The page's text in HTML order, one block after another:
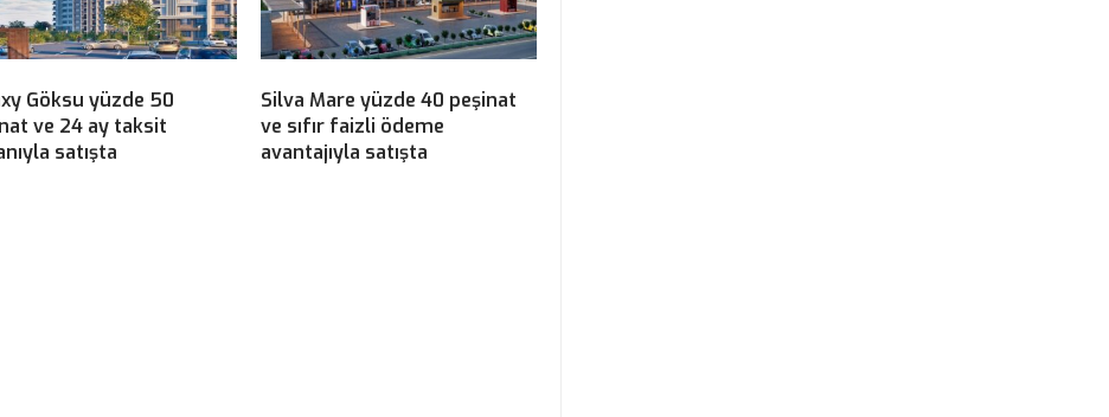
Göksu yüzde 50
ve 24 ay taksit
satışta
Silva Mare yüzde 40 peşinat
ve sıfır faizli ödeme
avantajıyla satışta